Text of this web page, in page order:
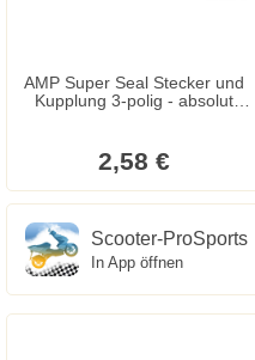
AMP Super Seal Stecker und
Kupplung 3-polig - absolut
2,58 €
Scooter-ProSports
In App öffnen